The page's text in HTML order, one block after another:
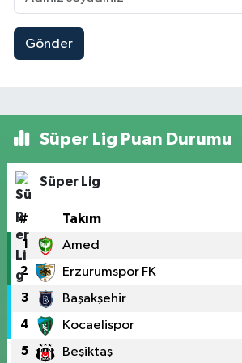
Gönder
Süper Lig Puan Durumu
Süper Lig
# Takım
1 Amed
2 Erzurumspor FK
3 Başakşehir
4 Kocaelispor
5 Beşiktaş